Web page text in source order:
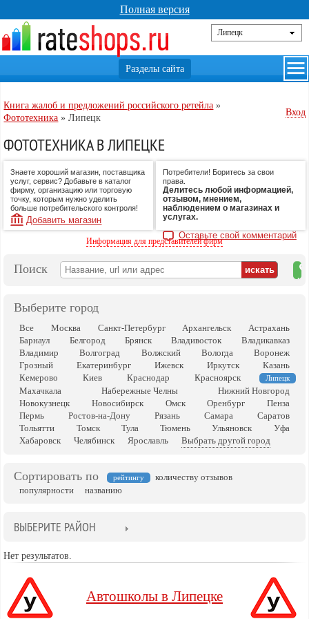
Полная версия
Книга жалоб и предложений российского ретейла »
Фототехника »Липецк
Вход
ФОТОТЕХНИКА В ЛИПЕЦКЕ
Знаете хороший магазин, поставщика
услуг, сервис? Добавьте в каталог
фирму, организацию или торговую
точку, которым нужно уделить
больше потребительского контроля!
Добавить магазин
Потребители! Боритесь за свои
права.
Делитесь любой информацией,
отзывом, мнением,
наблюдением о магазинах и
услугах.
Оставьте свой комментарий
Информация для представителей фирм
Поиск
на
Выберите город
Все Москва Санкт-Петербург Архангельск
Астрахань
Барнаул
Белгород Брянск Владивосток
Владикавказ
Владимир
Волгоград Волжский Вологда
Воронеж
Грозный
Екатеринбург Ижевск Иркутск
Казань
Кемерово
Киев Краснодар Красноярск Липецк
Махачкала Набережные Челны
Нижний Новгород
Новокузнецк
Новосибирск Омск Оренбург
Пенза
Пермь
Ростов-на-Дону Рязань Самара
Саратов
Тольятти
Томск Тула Тюмень Ульяновск
Уфа
Хабаровск
Челябинск Ярославль Выбрать другой город
Сортировать по рейтингу
количеству отзывов
популярности
названию
ВЫБЕРИТЕ РАЙОН
Нет результатов.
Автошколы в Липецке